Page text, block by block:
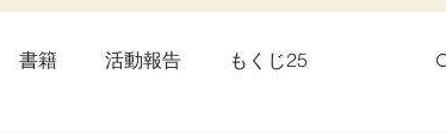
書籍 活動報告 もくじ25